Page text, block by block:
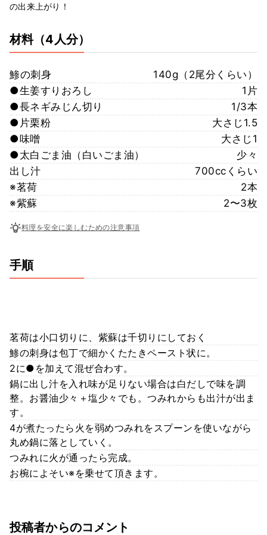
の出来上がり！
材料（4人分）
鯵の刺身
140g（2尾分くらい）
●生姜すりおろし
1片
●長ネギみじん切り
1/3本
●片栗粉
大さじ1.5
●味噌
大さじ1
●太白ごま油（白いごま油）
少々
出し汁
700ccくらい
※茗荷
2本
※紫蘇
2〜3枚
料理を安全に楽しむための注意事項
手順
茗荷は小口切りに、紫蘇は千切りにしておく
鯵の刺身は包丁で細かくたたきペースト状に。
2に●を加えて混ぜ合わす。
鍋に出し汁を入れ味が足りない場合は白だしで味を調
整。お醤油少々＋塩少々でも。つみれからも出汁が出ま
す。
4が煮たったら火を弱めつみれをスプーンを使いながら
丸め鍋に落としていく。
つみれに火が通ったら完成。
お椀によそい※を乗せて頂きます。
投稿者からのコメント